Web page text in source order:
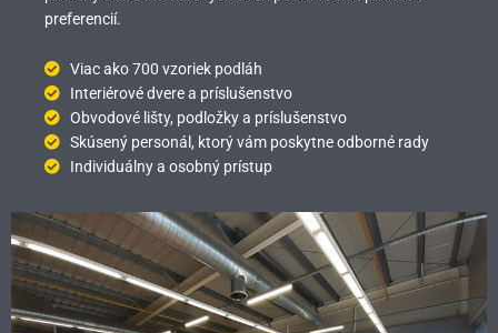
preferencií.
Viac ako 700 vzoriek podláh
Interiérové dvere a príslušenstvo
Obvodové lišty, podložky a príslušenstvo
Skúsený personál, ktorý vám poskytne odborné rady
Individuálny a osobný prístup